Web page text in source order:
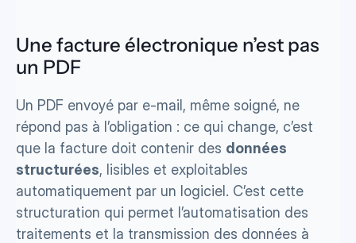
Une facture électronique n’est pas
un PDF
Un PDF envoyé par e-mail, même soigné, ne
répond pas à l’obligation : ce qui change, c’est
que la facture doit contenir des données
structurées, lisibles et exploitables
automatiquement par un logiciel. C’est cette
structuration qui permet l’automatisation des
traitements et la transmission des données à